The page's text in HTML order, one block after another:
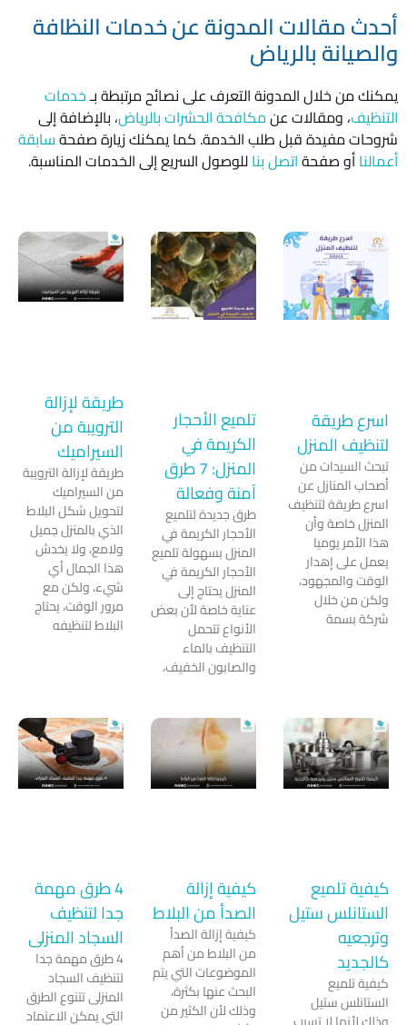
المدونة عن خدمات النظافة
بالرياض
خلال المدونة التعرف على نصائح مرتبطة بـخدمات
، ومقالات عنمكافحة الحشرات بالرياض، بالإضافة إلى
قبل طلب الخدمة. كما يمكنك زيارة صفحةسابقة
صفحةاتصل بناللوصول السريع إلى الخدمات المناسبة.
المنزل
من
عن
لتنظيف
وأن
يوميا
إهدار
خلال
تلميع الأحجار
الكريمة في
المنزل: 7 طرق
آمنة وفعالة
طرق جديدة لتلميع
الأحجار الكريمة في
المنزل بسهولة تلميع
الأحجار الكريمة في
المنزل يحتاج إلى
عناية خاصة لأن بعض
الأنواع تتحمل
التنظيف بالماء
والصابون الخفيف،
طريقة لإزالة
الترويبة من
السيراميك
طريقة لإزالة الترويبة
من السيراميك
لتحويل شكل البلاط
الذي بالمنزل جميل
ولامع، ولا يخدش
هذا الجمال أي
شيء، ولكن مع
مرور الوقت، يحتاج
البلاط لتنظيفه
ستيل
ستيل
كيفية إزالة
الصدأ من البلاط
كيفية إزالة الصدأ
من البلاط من أهم
الموضوعات التي يتم
البحث عنها بكثرة،
وذلك لأن الكثير من
4 طرق مهمة
جدا لتنظيف
السجاد المنزلى
4 طرق مهمة جدا
لتنظيف السجاد
المنزلى تتنوع الطرق
التي يمكن الاعتماد